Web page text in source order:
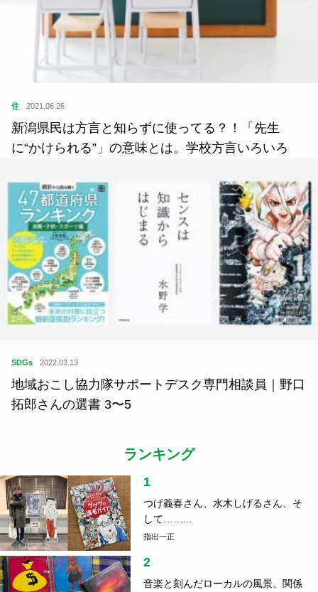
住 2021.06.26
新潟県民は方言と知らずに使ってる？！「先生
に“かけられる”」の意味とは。学校方言いろいろ
SDGs 2022.03.13
地域おこし協力隊サポートデスク専門相談員｜野口
拓郎さんの選書 3〜5
ランキング
1
つげ義春さん、水木しげるさん、そ
して……...
指出一正
2
音楽と刻んだローカルの風景、関係